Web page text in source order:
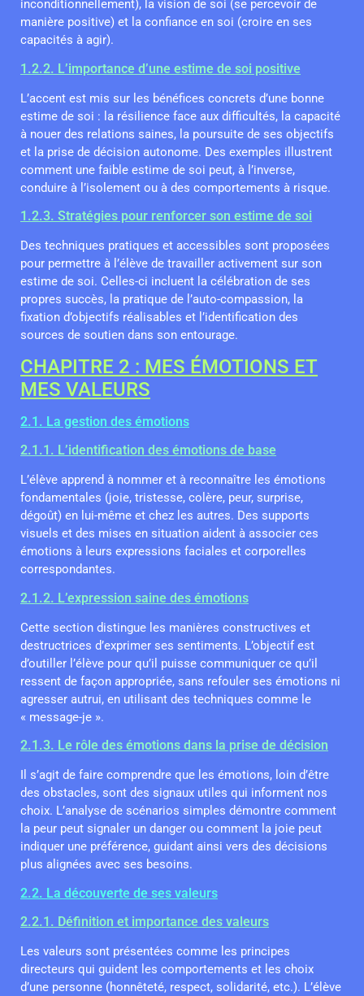
inconditionnellement), la vision de soi (se percevoir de
manière positive) et la confiance en soi (croire en ses
capacités à agir).
1.2.2. L’importance d’une estime de soi positive
L’accent est mis sur les bénéfices concrets d’une bonne
estime de soi : la résilience face aux difficultés, la capacité
à nouer des relations saines, la poursuite de ses objectifs
et la prise de décision autonome. Des exemples illustrent
comment une faible estime de soi peut, à l’inverse,
conduire à l’isolement ou à des comportements à risque.
1.2.3. Stratégies pour renforcer son estime de soi
Des techniques pratiques et accessibles sont proposées
pour permettre à l’élève de travailler activement sur son
estime de soi. Celles-ci incluent la célébration de ses
propres succès, la pratique de l’auto-compassion, la
fixation d’objectifs réalisables et l’identification des
sources de soutien dans son entourage.
CHAPITRE 2 : MES ÉMOTIONS ET
MES VALEURS
2.1. La gestion des émotions
2.1.1. L’identification des émotions de base
L’élève apprend à nommer et à reconnaître les émotions
fondamentales (joie, tristesse, colère, peur, surprise,
dégoût) en lui-même et chez les autres. Des supports
visuels et des mises en situation aident à associer ces
émotions à leurs expressions faciales et corporelles
correspondantes.
2.1.2. L’expression saine des émotions
Cette section distingue les manières constructives et
destructrices d’exprimer ses sentiments. L’objectif est
d’outiller l’élève pour qu’il puisse communiquer ce qu’il
ressent de façon appropriée, sans refouler ses émotions ni
agresser autrui, en utilisant des techniques comme le
« message-je ».
2.1.3. Le rôle des émotions dans la prise de décision
Il s’agit de faire comprendre que les émotions, loin d’être
des obstacles, sont des signaux utiles qui informent nos
choix. L’analyse de scénarios simples démontre comment
la peur peut signaler un danger ou comment la joie peut
indiquer une préférence, guidant ainsi vers des décisions
plus alignées avec ses besoins.
2.2. La découverte de ses valeurs
2.2.1. Définition et importance des valeurs
Les valeurs sont présentées comme les principes
directeurs qui guident les comportements et les choix
d’une personne (honnêteté, respect, solidarité, etc.). L’élève